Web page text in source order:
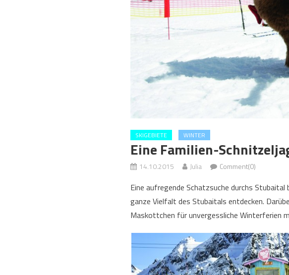
SKIGEBIETE WINTER
Eine Familien-
14.10.2015 Julia Comment(0)
Eine aufregende Schatzsuche durchs
ganze Vielfalt des Stubaitals entdecken.
Maskottchen für unvergessliche Winterferien